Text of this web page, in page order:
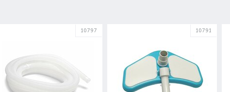
10797 10791